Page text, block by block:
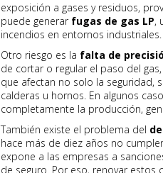
exposición a gases y residuos,
puede generar fugas de gas LP,
incendios en entornos industriales.
Otro riesgo es la falta de
de cortar o regular el paso del
que afectan no solo la seguridad,
calderas u hornos. En algunos
completamente la producción,
También existe el problema del
hace más de diez años no
expone a las empresas a
de seguro. Por eso, renovar estos